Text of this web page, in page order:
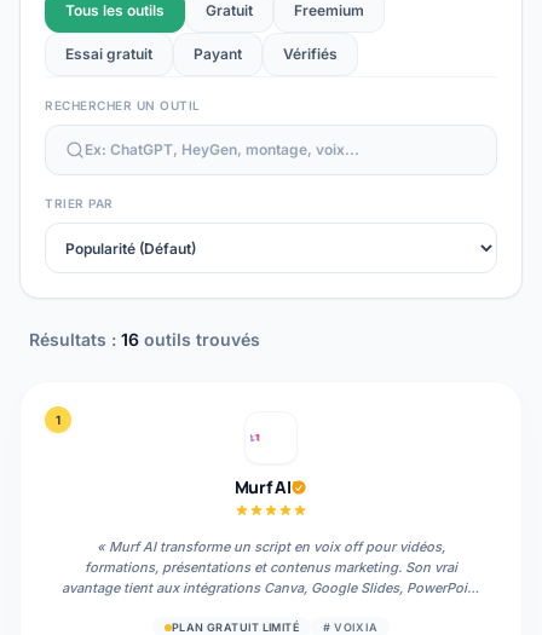
Tous les outils Gratuit Freemium
Essai gratuit Payant Vérifiés
RECHERCHER UN OUTIL
TRIER PAR
Résultats : 16 outils trouvés
1
Murf AI
« Murf AI transforme un script en voix off pour vidéos,
formations, présentations et contenus marketing. Son vrai
avantage tient aux intégrations Canva, Google Slides, PowerPoint
aux meilleurs spécialistes audio.»
PLAN GRATUIT LIMITÉ #VOIX IA